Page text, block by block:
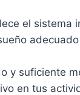
el sistema
y suficiente
en tus